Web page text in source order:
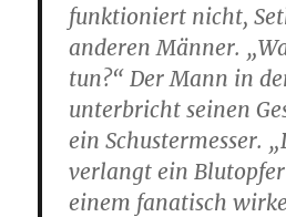
funktioniert nicht,
anderen Männer.
tun?“ Der Mann in
unterbricht seinen
ein Schustermesser.
verlangt ein
einem fanatisch